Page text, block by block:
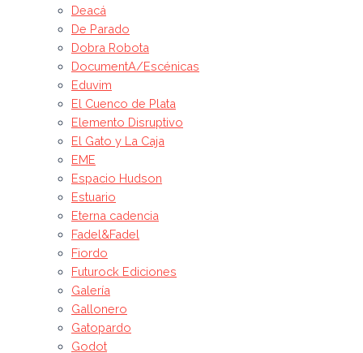
Deacá
De Parado
Dobra Robota
DocumentA/Escénicas
Eduvim
El Cuenco de Plata
Elemento Disruptivo
El Gato y La Caja
EME
Espacio Hudson
Estuario
Eterna cadencia
Fadel&Fadel
Fiordo
Futurock Ediciones
Galería
Gallonero
Gatopardo
Godot